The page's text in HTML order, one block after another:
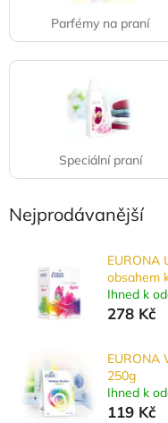
Parfémy na praní
Speciální praní
Nejprodávanější
EURONA
obsahem
Ihned k
278 Kč
EURONA
250g
Ihned k
119 Kč